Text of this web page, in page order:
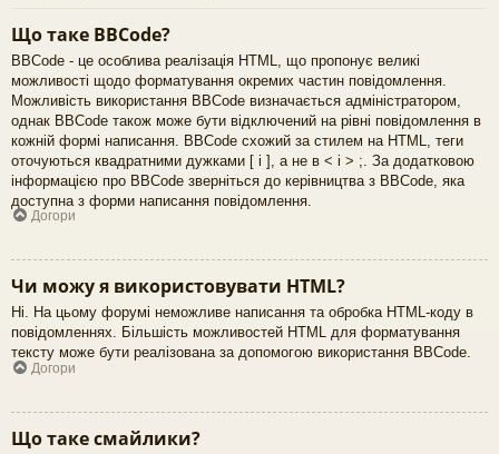
Що таке BBCode?
BBCode - це особлива реалізація HTML, що пропонує великі
можливості щодо форматування окремих частин повідомлення.
Можливість використання BBCode визначається адміністратором,
однак BBCode також може бути відключений на рівні повідомлення в
кожній формі написання. BBCode схожий за стилем на HTML, теги
оточуються квадратними дужками [ і ], а не в < і > ;. За додатковою
інформацією про BBCode зверніться до керівництва з BBCode, яка
доступна з форми написання повідомлення.
Догори
Чи можу я використовувати HTML?
Ні. На цьому форумі неможливе написання та обробка HTML-коду в
повідомленнях. Більшість можливостей HTML для форматування
тексту може бути реалізована за допомогою використання BBCode.
Догори
Що таке смайлики?